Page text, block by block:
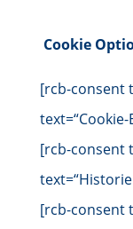
Cookie
[rcb-consent
[rcb-consent
[rcb-consent